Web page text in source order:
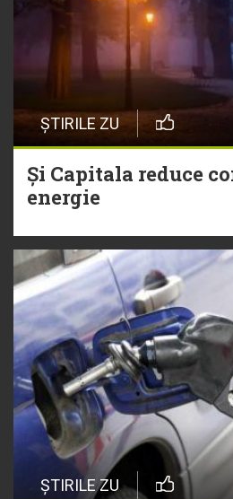
ȘTIRILE ZU
Și Capitala reduce
energie
ȘTIRILE ZU